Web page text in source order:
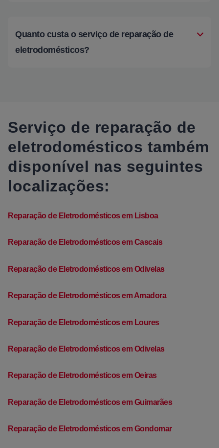
Quanto custa o serviço de reparação de
eletrodomésticos?
Serviço de reparação de
eletrodomésticos também
disponível nas seguintes
localizações:
Reparação de Eletrodomésticos em Lisboa
Reparação de Eletrodomésticos em Cascais
Reparação de Eletrodomésticos em Odivelas
Reparação de Eletrodomésticos em Amadora
Reparação de Eletrodomésticos em Loures
Reparação de Eletrodomésticos em Odivelas
Reparação de Eletrodomésticos em Oeiras
Reparação de Eletrodomésticos em Guimarães
Reparação de Eletrodomésticos em Gondomar